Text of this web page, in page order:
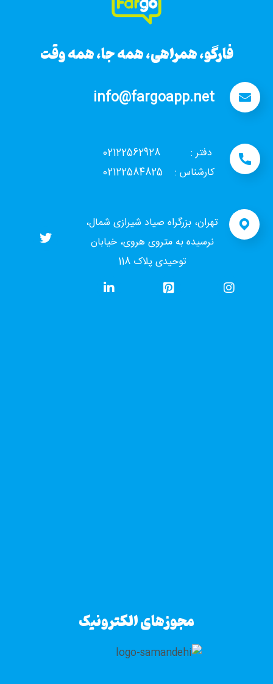
فارگو، همراهی، همه جا، همه وقت
info@fargoapp.net
دفتر : 02122562928
کارشناس : 02122584825
تهران، بزرگراه صیاد شیرازی شمال،
نرسیده به متروی هروی، خیابان
توحیدی پلاک 118
مجوزهای الکترونیک